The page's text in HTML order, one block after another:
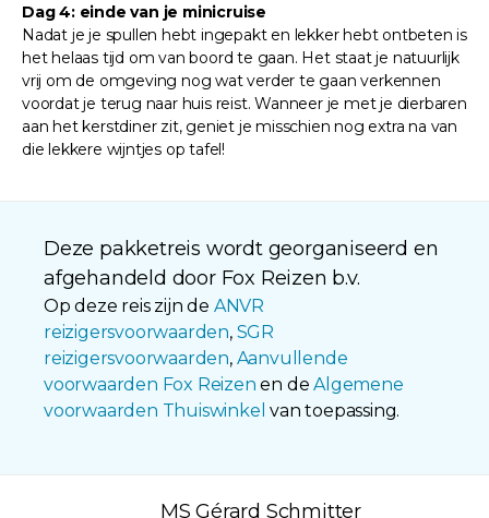
Dag 4: einde van je minicruise
Nadat je je spullen hebt ingepakt en lekker hebt ontbeten is
het helaas tijd om van boord te gaan. Het staat je natuurlijk
vrij om de omgeving nog wat verder te gaan verkennen
voordat je terug naar huis reist. Wanneer je met je dierbaren
aan het kerstdiner zit, geniet je misschien nog extra na van
die lekkere wijntjes op tafel!
Deze pakketreis wordt georganiseerd en
afgehandeld door Fox Reizen b.v.
Op deze reis zijn de ANVR
reizigersvoorwaarden, SGR
reizigersvoorwaarden, Aanvullende
voorwaarden Fox Reizen en deAlgemene
voorwaarden Thuiswinkel van toepassing.
MS Gérard Schmitter